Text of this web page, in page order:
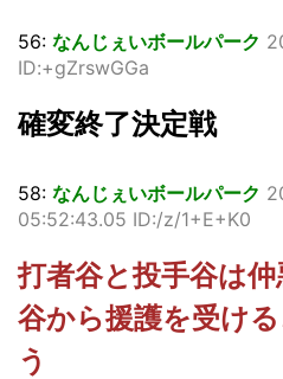
56: なんじぇいボールパーク
ID:+gZrswGGa
確変終了決定戦
58: なんじぇいボールパーク
05:52:43.05 ID:/z/1+E+K0
打者谷と投手谷は
谷から援護を受け
う